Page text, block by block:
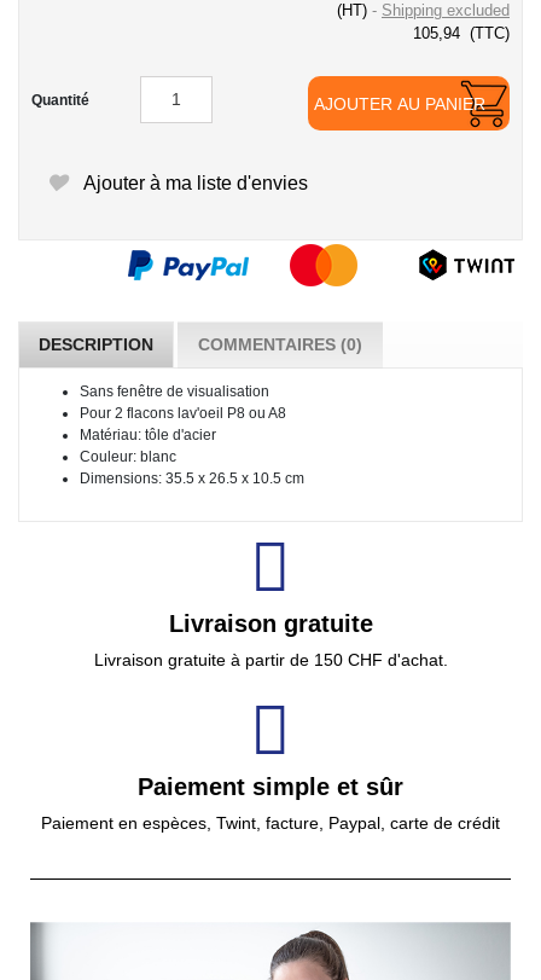
(HT)
Shipping excluded
105,94 (TTC)
Quantité AJOUTER AU PANIER
Ajouter à ma liste d'envies
DESCRIPTION COMMENTAIRES (0)
Sans fenêtre de visualisation
Pour 2 flacons lav'oeil P8 ou A8
Matériau: tôle d'acier
Couleur: blanc
Dimensions: 35.5 x 26.5 x 10.5 cm
Livraison gratuite
Livraison gratuite à partir de 150 CHF d'achat.
Paiement simple et sûr
Paiement en espèces, Twint, facture, Paypal, carte de crédit